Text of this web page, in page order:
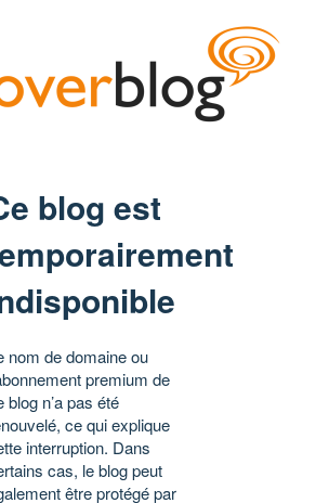
blog est
nom de domaine ou
premium de
blog n’a pas été
ce qui explique
interruption. Dans
cas, le blog peut
être protégé par